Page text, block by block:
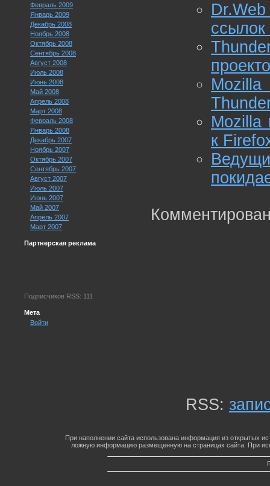
Февраль 2009
Январь 2009
Декабрь 2008
Ноябрь 2008
Октябрь 2008
Сентябрь 2008
Август 2008
Июль 2008
Июнь 2008
Май 2008
Апрель 2008
Март 2008
Февраль 2008
Январь 2008
Декабрь 2007
Ноябрь 2007
Октябрь 2007
Сентябрь 2007
Август 2007
Июль 2007
Июнь 2007
Май 2007
Апрель 2007
Март 2007
Партнерская реклама
Подписчиков RSS: 111
Мета
Войти
Mozilla
к
RSS:
При наполнении сайта использована информация из открытых
ложную информацию размещенную на страницах сайта. При